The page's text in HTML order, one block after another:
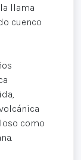
llama
cuenco
como